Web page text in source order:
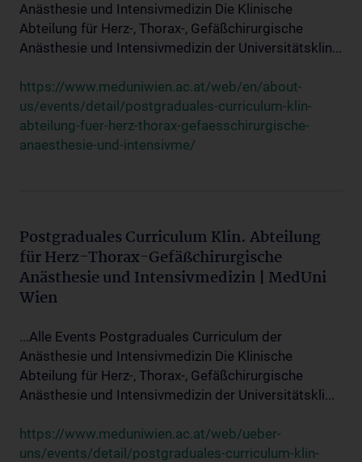
Anästhesie und Intensivmedizin Die Klinische
Abteilung für Herz-, Thorax-, Gefäßchirurgische
Anästhesie und Intensivmedizin der Universitätsklin...
https://www.meduniwien.ac.at/web/en/about-
us/events/detail/postgraduales-curriculum-klin-
abteilung-fuer-herz-thorax-gefaesschirurgische-
anaesthesie-und-intensivme/
Postgraduales Curriculum Klin. Abteilung
für Herz-Thorax-Gefäßchirurgische
Anästhesie und Intensivmedizin | MedUni
Wien
...Alle Events Postgraduales Curriculum der
Anästhesie und Intensivmedizin Die Klinische
Abteilung für Herz-, Thorax-, Gefäßchirurgische
Anästhesie und Intensivmedizin der Universitätskli...
https://www.meduniwien.ac.at/web/ueber-
uns/events/detail/postgraduales-curriculum-klin-